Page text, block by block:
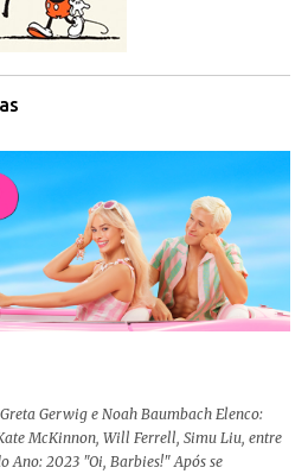
Gerwig e Noah Baumbach Elenco:
McKinnon, Will Ferrell, Simu Liu, entre
Ano: 2023 "Oi, Barbies!" Após se